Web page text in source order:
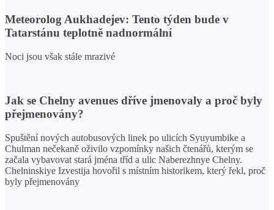
Meteorolog Aukhadejev: Tento týden bude v
Tatarstánu teplotně nadnormální
Noci jsou však stále mrazivé
Jak se Chelny avenues dříve jmenovaly a proč byly
přejmenovány?
Spuštění nových autobusových linek po ulicích Syuyumbike a
Chulman nečekaně oživilo vzpomínky našich čtenářů, kterým se
začala vybavovat stará jména tříd a ulic Naberezhnye Chelny.
Chelninskiye Izvestija hovořil s místním historikem, který řekl, proč
byly přejmenovány